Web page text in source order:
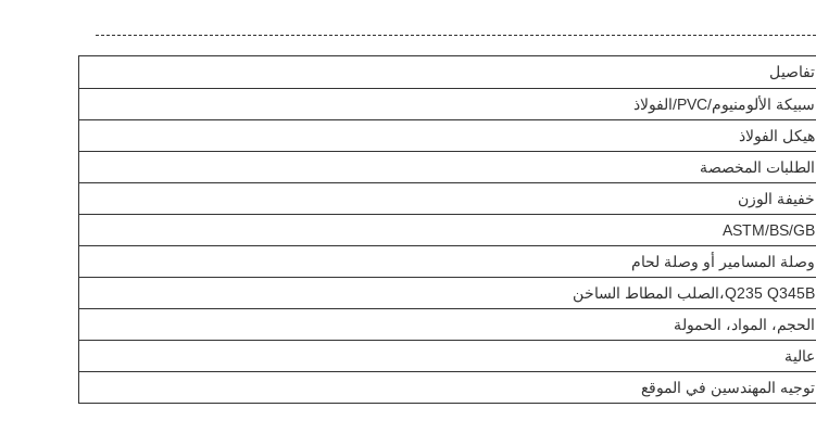
تفاصيل
سبيكة الألومنيوم/PVC/الفولاذ
هيكل الفولاذ
الطلبات المخصصة
خفيفة الوزن
ASTM/BS/GB
وصلة المسامير أو وصلة لحام
Q235 Q345B،الصلب المطاط الساخن
الحجم، المواد، الحمولة
عالية
توجيه المهندسين في الموقع